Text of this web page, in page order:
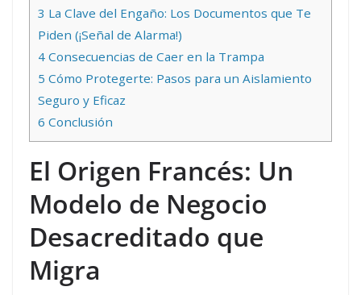
3 La Clave del Engaño: Los Documentos que Te
Piden (¡Señal de Alarma!)
4 Consecuencias de Caer en la Trampa
5 Cómo Protegerte: Pasos para un Aislamiento
Seguro y Eficaz
6 Conclusión
El Origen Francés: Un
Modelo de Negocio
Desacreditado que
Migra